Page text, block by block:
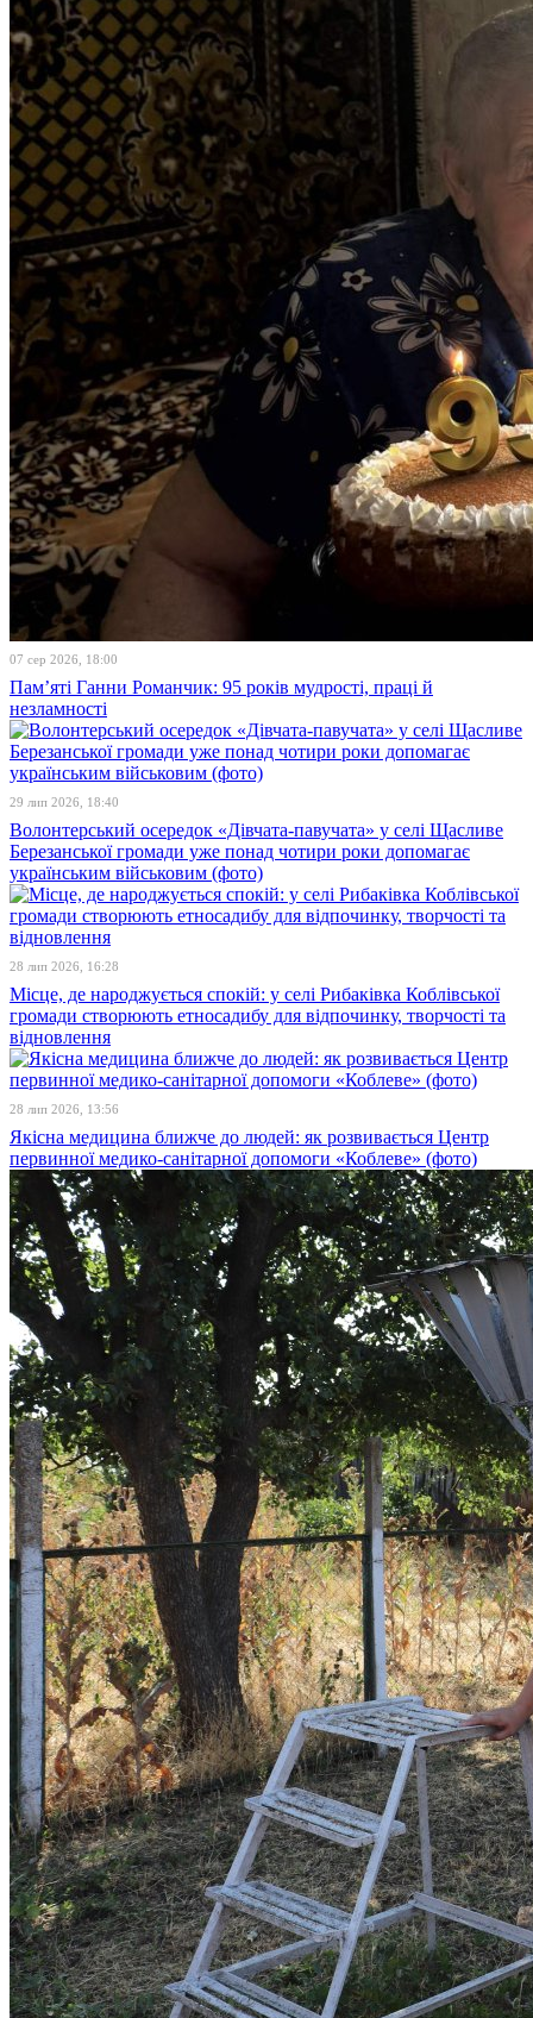
07 сер 2026, 18:00
Пам’яті Ганни Романчик: 95 років мудрості, праці й
незламності
29 лип 2026, 18:40
Волонтерський осередок «Дівчата-павучата» у селі Щасливе
Березанської громади уже понад чотири роки допомагає
українським військовим (фото)
28 лип 2026, 16:28
Місце, де народжується спокій: у селі Рибаківка Коблівської
громади створюють етносадибу для відпочинку, творчості та
відновлення
28 лип 2026, 13:56
Якісна медицина ближче до людей: як розвивається Центр
первинної медико-санітарної допомоги «Коблеве» (фото)